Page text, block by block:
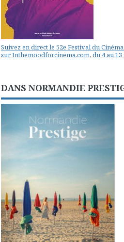
Suivez en direct le 52e Festival du
sur Inthemoodforcinema.com, du 4 au 13
DANS NORMANDIE